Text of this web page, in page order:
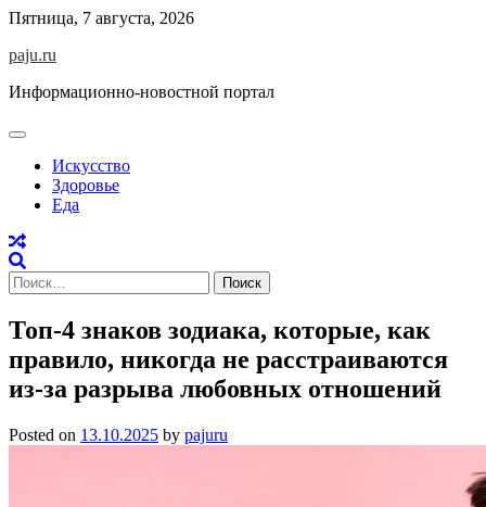
Skip
content
Пятница, 7 августа, 2026
paju.ru
Информационно-новостной портал
Искусство
Здоровье
Еда
Найти:
Топ-4 знаков зодиака, которые, как
правило, никогда не расстраиваются
из-за разрыва любовных отношений
Posted on 13.10.2025 by pajuru